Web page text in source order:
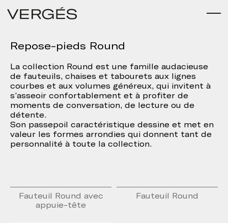
Repose-pieds Round
La collection Round est une famille audacieuse
de fauteuils, chaises et tabourets aux lignes
courbes et aux volumes généreux, qui invitent à
s’asseoir confortablement et à profiter de
moments de conversation, de lecture ou de
détente.
Son passepoil caractéristique dessine et met en
valeur les formes arrondies qui donnent tant de
personnalité à toute la collection.
Fauteuil Round avec
appuie-tête
Fauteuil Round